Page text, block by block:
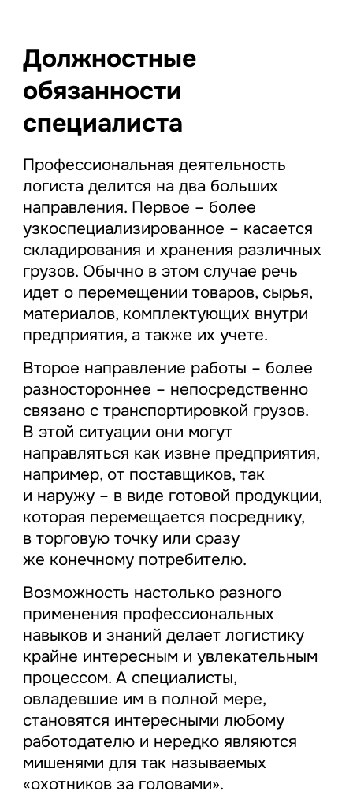
Должностные
обязанности
специалиста
Профессиональная деятельность
логиста делится на два больших
направления. Первое – более
узкоспециализированное – касается
складирования и хранения различных
грузов. Обычно в этом случае речь
идет о перемещении товаров, сырья,
материалов, комплектующих внутри
предприятия, а также их учете.
Второе направление работы – более
разностороннее – непосредственно
связано с транспортировкой грузов.
В этой ситуации они могут
направляться как извне предприятия,
например, от поставщиков, так
и наружу – в виде готовой продукции,
которая перемещается посреднику,
в торговую точку или сразу
же конечному потребителю.
Возможность настолько разного
применения профессиональных
навыков и знаний делает логистику
крайне интересным и увлекательным
процессом. А специалисты,
овладевшие им в полной мере,
становятся интересными любому
работодателю и нередко являются
мишенями для так называемых
«охотников за головами».